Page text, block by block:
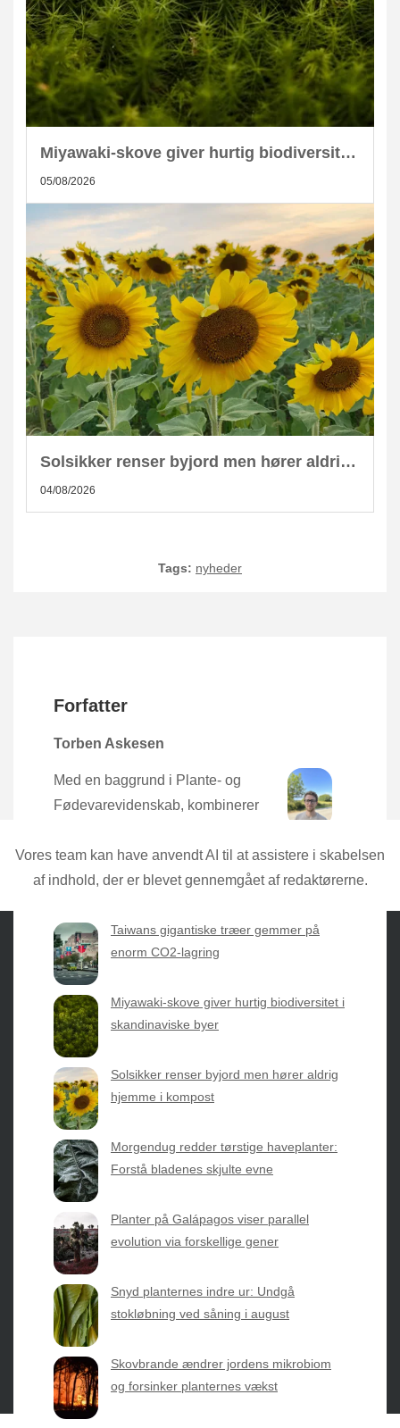
Miyawaki-skove giver hurtig biodiversitet i skandinaviske byer
05/08/2026
Solsikker renser byjord men hører aldrig hjemme i kompost
04/08/2026
Tags: nyheder
Forfatter
Torben Askesen
Med en baggrund i Plante- og
Fødevarevidenskab, kombinerer
praktisk erfaring direkte fra mulden.
Taiwans gigantiske træer gemmer på
enorm CO2-lagring
Miyawaki-skove giver hurtig biodiversitet i
skandinaviske byer
Solsikker renser byjord men hører aldrig
hjemme i kompost
Morgendug redder tørstige haveplanter:
Forstå bladenes skjulte evne
Planter på Galápagos viser parallel
evolution via forskellige gener
Snyd planternes indre ur: Undgå
stokløbning ved såning i august
Skovbrande ændrer jordens mikrobiom
og forsinker planternes vækst
Vores team kan have anvendt AI til at assistere i skabelsen
af indhold, der er blevet gennemgået af redaktørerne.
Sæsonvis
- Din foretrukne kilde til alt inden for
havearbejde og botanik. Få jordnære råd, spændende
nyheder fra botanikkens verden og nemme genveje til
sæsonens grønne glæder.
2026 © Web Atelier ApS
Privatlivspolitik & Cookies
Kontakt Os
Om os